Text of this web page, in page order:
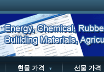
현물 가격 ▼ 선물 가